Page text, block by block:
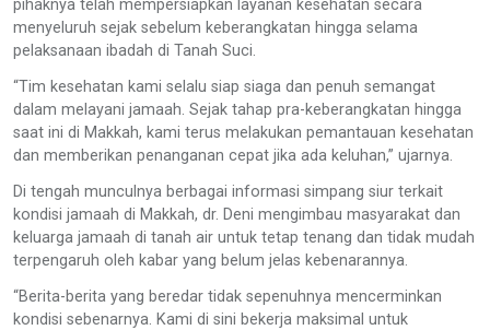
pihaknya telah mempersiapkan layanan kesehatan secara
menyeluruh sejak sebelum keberangkatan hingga selama
pelaksanaan ibadah di Tanah Suci.
“Tim kesehatan kami selalu siap siaga dan penuh semangat
dalam melayani jamaah. Sejak tahap pra-keberangkatan hingga
saat ini di Makkah, kami terus melakukan pemantauan kesehatan
dan memberikan penanganan cepat jika ada keluhan,” ujarnya.
Di tengah munculnya berbagai informasi simpang siur terkait
kondisi jamaah di Makkah, dr. Deni mengimbau masyarakat dan
keluarga jamaah di tanah air untuk tetap tenang dan tidak mudah
terpengaruh oleh kabar yang belum jelas kebenarannya.
“Berita-berita yang beredar tidak sepenuhnya mencerminkan
kondisi sebenarnya. Kami di sini bekerja maksimal untuk